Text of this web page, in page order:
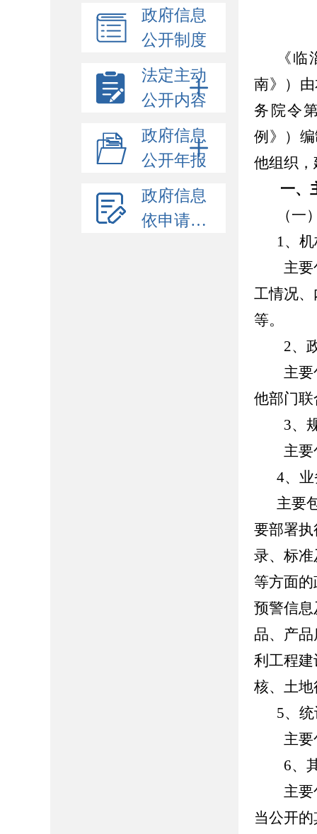
政府信息
公开制度
法定主动
公开内容
政府信息
公开年报
政府信息
依申请公开
《
南》）
务院令
例》）
他组织
一、
（
1、
主要包
工情况
等。
2、政
主要包
他部门
3、规
主
4、
主要
要部署
录、标
等方面
预警信
品、产
利工程
核、土
5、
主要包
6、
主要包
当公开